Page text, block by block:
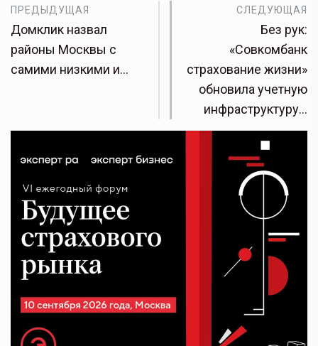
ПРЕДЫДУЩАЯ
Домклик назвал
районы Москвы с
самими низкими и…
СЛЕДУЮЩАЯ
Без рук:
«Совкомбанк
страхование жизни»
обновила учетную
инфраструктуру…